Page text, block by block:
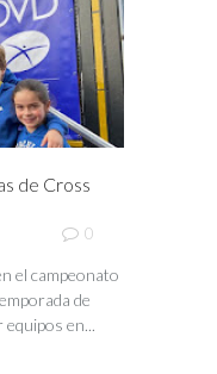
de Cross
0
el campeonato
de
en...